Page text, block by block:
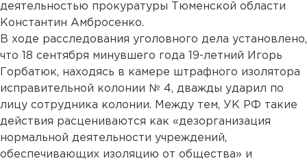
деятельностью прокуратуры Тюменской области
Константин Амбросенко.
В ходе расследования уголовного дела установлено,
что 18 сентября минувшего года 19-летний Игорь
Горбатюк, находясь в камере штрафного изолятора
исправительной колонии № 4, дважды ударил по
лицу сотрудника колонии. Между тем, УК РФ такие
действия расцениваются как «дезорганизация
нормальной деятельности учреждений,
обеспечивающих изоляцию от общества» и